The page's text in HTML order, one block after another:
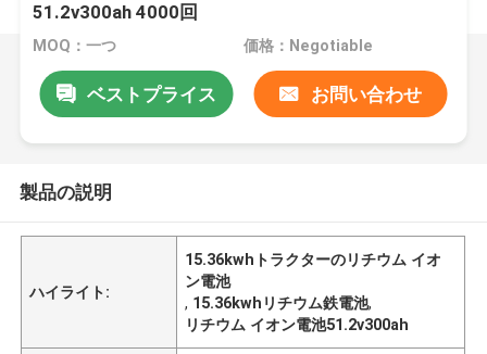
51.2v300ah 4000回
MOQ：一つ 価格：Negotiable
ベストプライス お問い合わせ
製品の説明
ハイライト:
15.36kwhトラクターのリチウム イオ
ン電池
, 15.36kwhリチウム鉄電池,
リチウム イオン電池51.2v300ah